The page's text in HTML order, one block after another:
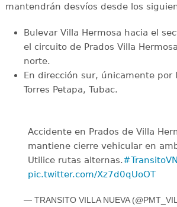
mantendrán desvíos desde los
Bulevar Villa Hermosa hacia el
el circuito de Prados Villa
norte.
En dirección sur, únicamente por
Torres Petapa, Tubac.
Accidente en Prados de Villa
mantiene cierre vehicular en
Utilice rutas alternas.#TransitoVN
pic.twitter.com/Xz7d0qUoOT
— TRANSITO VILLA NUEVA